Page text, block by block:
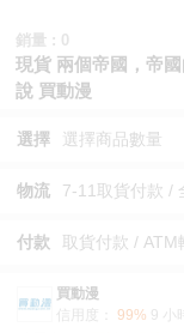
銷量 : 0
現貨 兩個帝國，帝
說 買動漫
選擇 選擇商品數量
物流
付款 取貨付款 /
買動漫
信用度：
99% 9 小